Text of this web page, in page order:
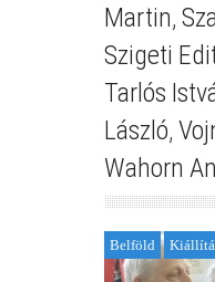
Martin,
Szigeti
Tarlós
László,
Wahorn
Belföld